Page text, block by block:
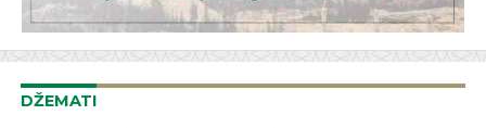
DŽEMATI